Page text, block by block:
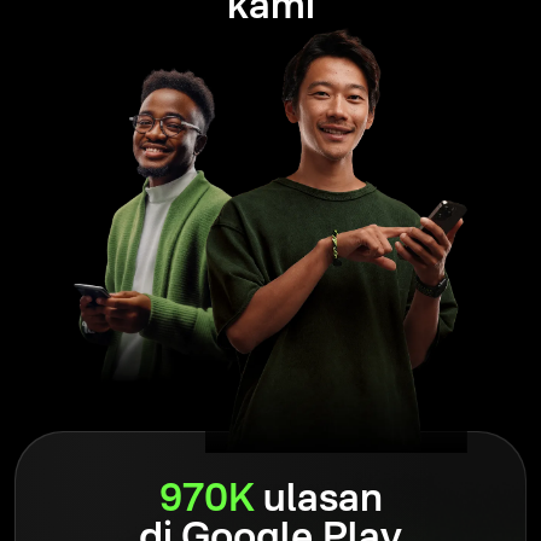
Olymptrade ialah platform perdagangan untuk 100+ juta
pengguna seluruh dunia. Ramai telah menamakannya
sebagai kunci kepada kebebasan kewangan, pengurusan
risiko dan disiplin perdagangan.
selanjutnya
Olymptrade ialah platform perdagangan yang telah
beroperasi sejak 2014 dan digunakan hampir 100 juta
pengguna di seluruh dunia. Walau bagaimanapun, perkara
yang luar biasa ialah tumpuan berterusan platform pada
kepuasan pengguna semua pedagangnya, sama seperti
yang dilakukan semasa pelancarannya.
Menjadi sebahagian daripada komuniti membantu pedagang
970Kulasan